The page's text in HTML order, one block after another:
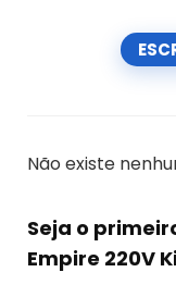
Não existe
Seja o
Empire 220V